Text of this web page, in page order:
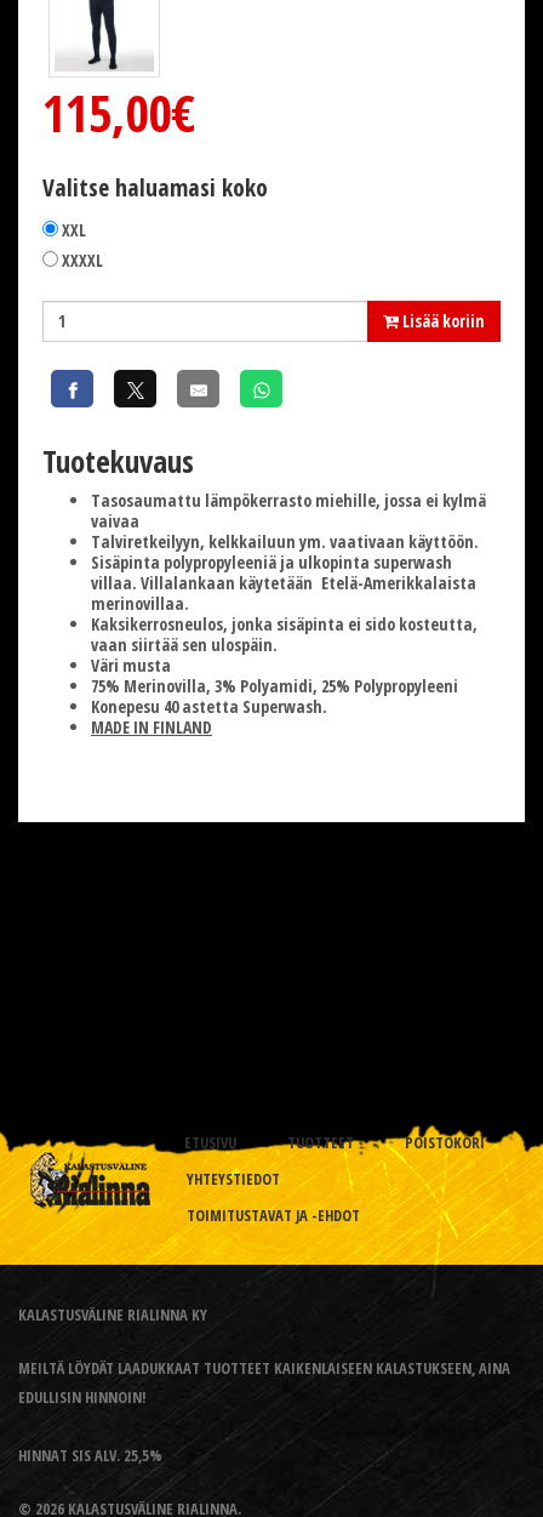
115,00€
Valitse haluamasi koko
XXL
XXXXL
Lisää koriin
Tuotekuvaus
Tasosaumattu lämpökerrasto miehille, jossa ei kylmä
vaivaa
Talviretkeilyyn, kelkkailuun ym. vaativaan käyttöön.
Sisäpinta polypropyleeniä ja ulkopinta superwash
villaa. Villalankaan käytetään Etelä-Amerikkalaista
merinovillaa.
Kaksikerrosneulos, jonka sisäpinta ei sido kosteutta,
vaan siirtää sen ulospäin.
Väri musta
75% Merinovilla, 3% Polyamidi, 25% Polypropyleeni
Konepesu 40 astetta Superwash.
MADE IN FINLAND
ETUSIVU TUOTTEET
POISTOKORI
YHTEYSTIEDOT
TOIMITUSTAVAT JA -EHDOT
KALASTUSVÄLINE RIALINNA KY
MEILTÄ LÖYDÄT LAADUKKAAT TUOTTEET KAIKENLAISEEN KALASTUKSEEN, AINA
EDULLISIN HINNOIN!
HINNAT SIS ALV. 25,5%
© 2026 KALASTUSVÄLINE RIALINNA.